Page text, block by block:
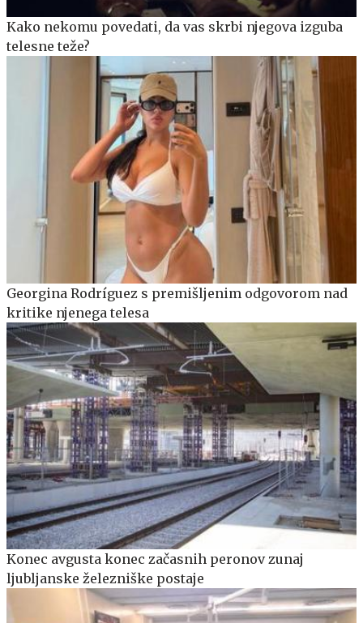
Kako nekomu povedati, da vas skrbi njegova izguba
telesne teže?
Georgina Rodríguez s premišljenim odgovorom nad
kritike njenega telesa
Konec avgusta konec začasnih peronov zunaj
ljubljanske železniške postaje